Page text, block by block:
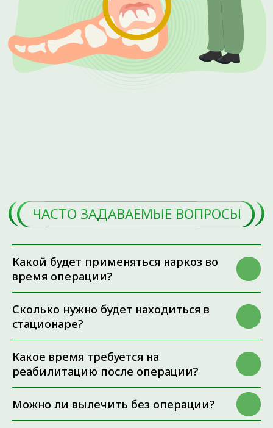
Какой будет применяться наркоз во
время операции?
Сколько нужно будет находиться в
стационаре?
Какое время требуется на
реабилитацию после операции?
Можно ли вылечить без операции?